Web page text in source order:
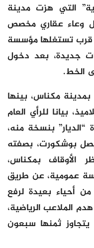
التي هزت مدينة
وعاء عقاري مخصص
قرب تستغلها مؤسسة
جديدة، بعد دخول
الخط.
مكناس، بينها
بيانا للرأي العام
بنسخة منه،
بوشكورت، بصفته
الأوقاف بمكناس،
عمومية، عن طريق
أحياء بعيدة لرفع
الملاعب الرياضية،
ثمنها سبعون